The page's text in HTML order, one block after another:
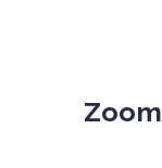
Zoom